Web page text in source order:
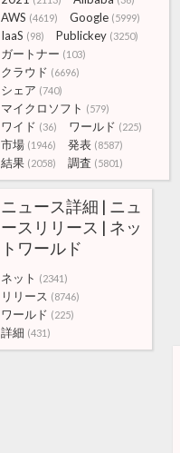
AWS (4619) Google (5999)
IaaS (98) Publickey (3250)
ガートナー (103)
クラウド (6696)
シェア (740)
マイクロソフト (579)
ワイド (36) ワールド (225)
市場 (1946) 発表 (8587)
結果 (2058) 調査 (5801)
ニュース詳細 | ニュ
ースリリース | ネッ
トワールド
ネット (2341)
リリース (8746)
ワールド (225)
詳細 (431)